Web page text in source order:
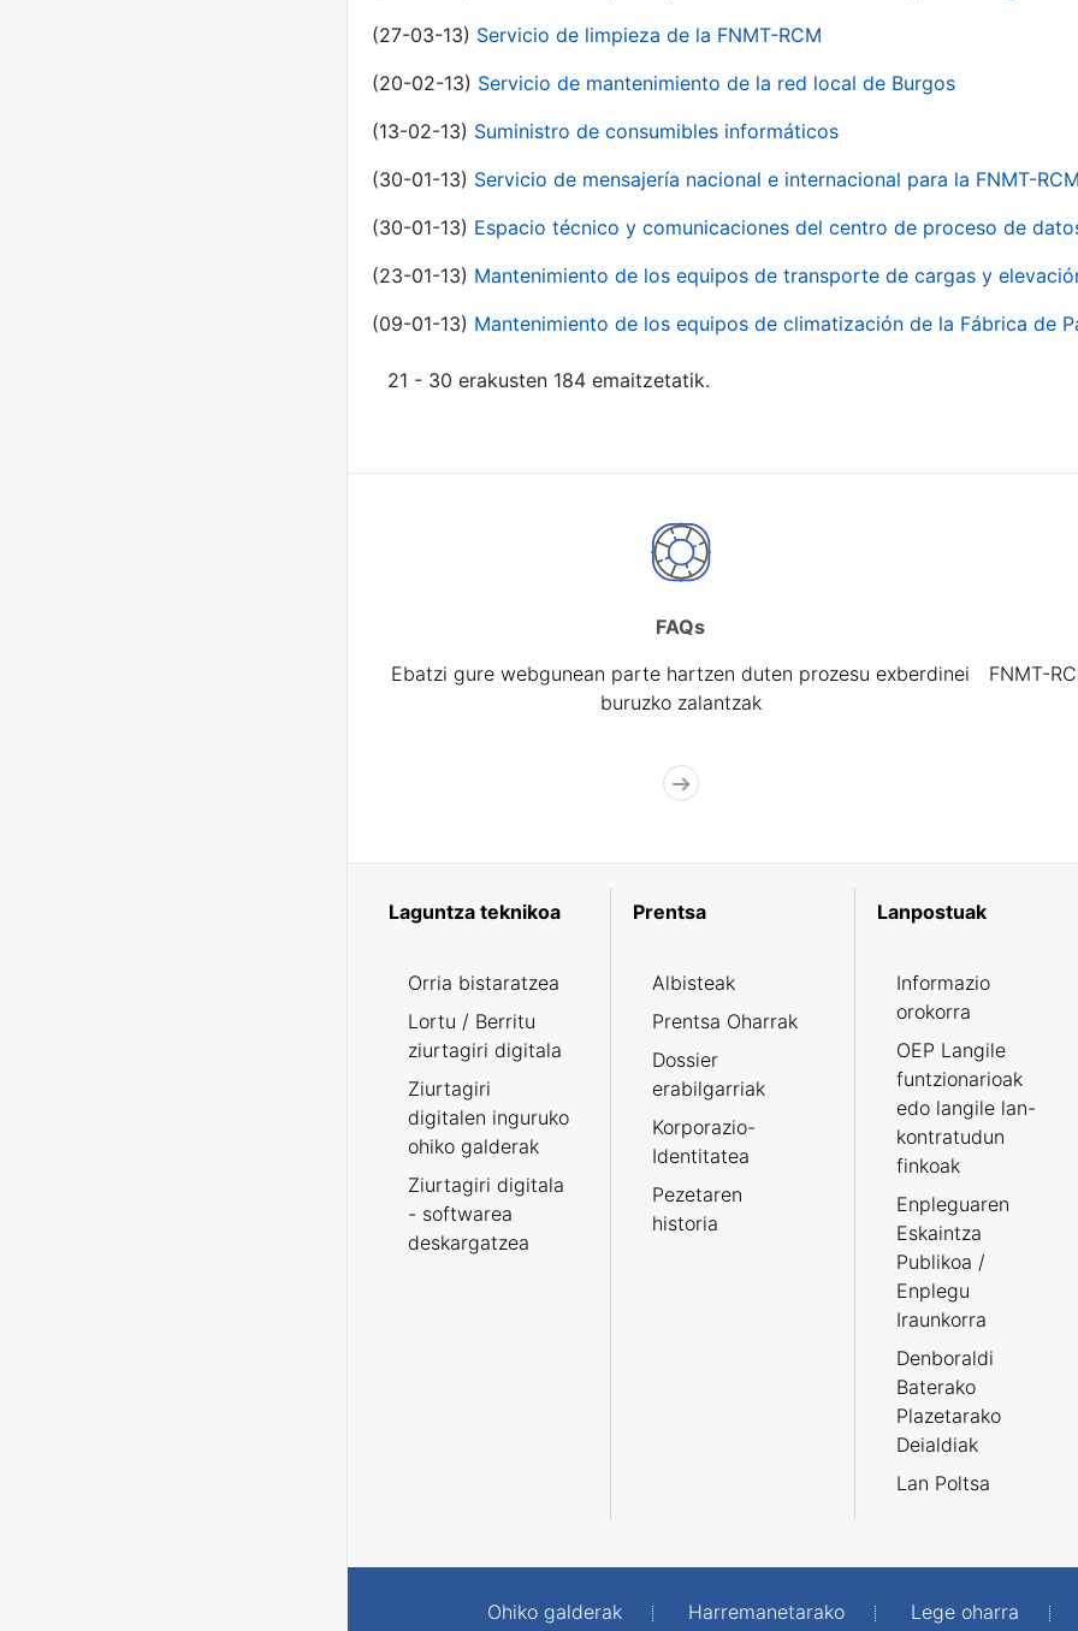
(27-03-13) Servicio de limpieza de la FNMT-RCM
(20-02-13) Servicio de mantenimiento de la red local de Burgos
(13-02-13) Suministro de consumibles informáticos
(30-01-13) Servicio de mensajería nacional e internacional para la FNMT-
(30-01-13) Espacio técnico y comunicaciones del centro de proceso de
(23-01-13) Mantenimiento de los equipos de transporte de cargas y
(09-01-13) Mantenimiento de los equipos de climatización de la Fábrica de
21 - 30 erakusten 184 emaitzetatik.
FAQs
Ebatzi gure webgunean parte hartzen duten prozesu exberdinei
buruzko zalantzak
FNMT-
Laguntza teknikoa
Orria bistaratzea
Lortu / Berritu
ziurtagiri digitala
Ziurtagiri
digitalen inguruko
ohiko galderak
Ziurtagiri digitala
- softwarea
deskargatzea
Prentsa
Albisteak
Prentsa Oharrak
Dossier
erabilgarriak
Korporazio-
Identitatea
Pezetaren
historia
Lanpostuak
Informazio
orokorra
OEP Langile
funtzionarioak
edo langile lan-
kontratudun
finkoak
Enpleguaren
Eskaintza
Publikoa /
Enplegu
Iraunkorra
Denboraldi
Baterako
Plazetarako
Deialdiak
Lan Poltsa
Ohiko galderak Harremanetarako Lege oharra